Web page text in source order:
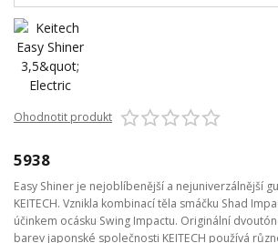
Ohodnotit produkt
5938
Easy Shiner je nejoblíbenější a nejuniverzálnější
KEITECH. Vznikla kombinací těla smáčku Shad
účinkem ocásku Swing Impactu. Originální
barev japonské společnosti KEITECH používá